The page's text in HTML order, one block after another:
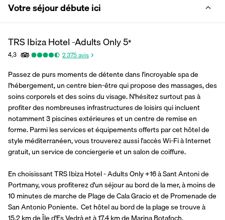
Votre séjour débute ici
TRS Ibiza Hotel -Adults Only5*
4,3 2 375avis
Passez de purs moments de détente dans l'incroyable spa de
l'hébergement, un centre bien-être qui propose des massages, des
soins corporels et des soins du visage. N'hésitez surtout pas à
profiter des nombreuses infrastructures de loisirs qui incluent
notamment 3 piscines extérieures et un centre de remise en
forme. Parmi les services et équipements offerts par cet hôtel de
style méditerranéen, vous trouverez aussi l'accès Wi-Fi à Internet
gratuit, un service de conciergerie et un salon de coiffure.
En choisissant TRS Ibiza Hotel - Adults Only +16 à Sant Antoni de
Portmany, vous profiterez d'un séjour au bord de la mer, à moins de
10 minutes de marche de Plage de Cala Gracio et de Promenade de
San Antonio Poniente.  Cet hôtel au bord de la plage se trouve à